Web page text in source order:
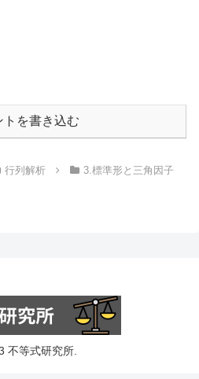
トを書き込む
行列解析
3.標準形と三角因子
不等式研究所.